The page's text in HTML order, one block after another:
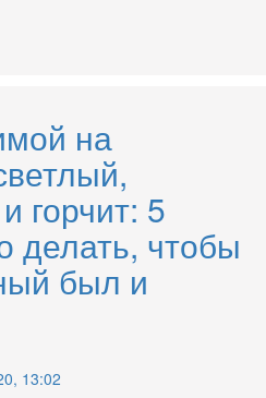
на
горчит: 5
делать, чтобы
был и
13:02